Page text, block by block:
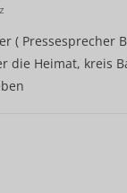
( Pressesprecher
die Heimat, kreis